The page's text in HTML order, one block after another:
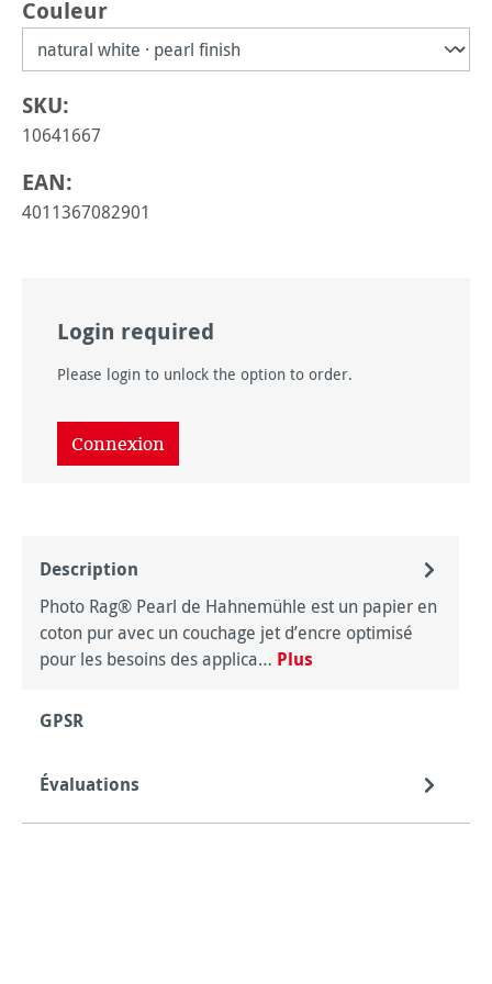
Sélectionnez
Couleur
SKU:
10641667
EAN:
4011367082901
Login required
Please login to unlock the option to order.
Connexion
Description
Photo Rag® Pearl de Hahnemühle est un papier en
coton pur avec un couchage jet d’encre optimisé
pour les besoins des applica… Plus
GPSR
Évaluations